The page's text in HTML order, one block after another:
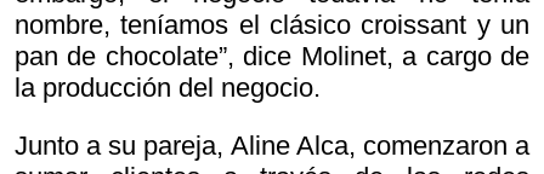
nombre, teníamos el clásico croissant y un
pan de chocolate”, dice Molinet, a cargo de
la producción del negocio.
Junto a su pareja, Aline Alca, comenzaron a